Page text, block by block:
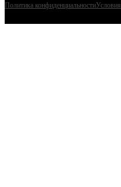
Политика конфиденциальностиУсловия